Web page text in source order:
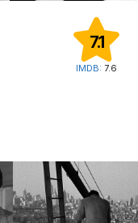
7.1
IMDB: 7.6